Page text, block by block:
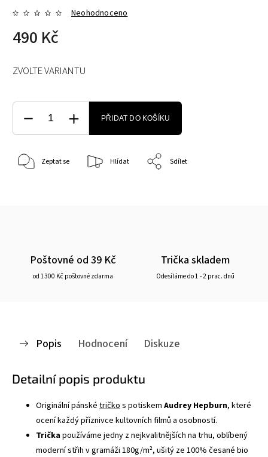
Neohodnoceno
490 Kč
ZVOLTE VARIANTU
PŘIDAT DO KOŠÍKU
Zeptat se Hlídat Sdílet
Poštovné od 39 Kč
od 1300 Kč poštovné zdarma
Trička skladem
Odesíláme do 1 - 2 prac. dnů
Popis Hodnocení Diskuze
Detailní popis produktu
Originální pánské tričko s potiskem Audrey Hepburn, které
ocení každý příznivce kultovních filmů a osobností.
Tričkapoužíváme jedny z nejkvalitnějších na trhu, oblíbený
moderní střih v gramáži 180g/m², ušitý ze 100% česané bio